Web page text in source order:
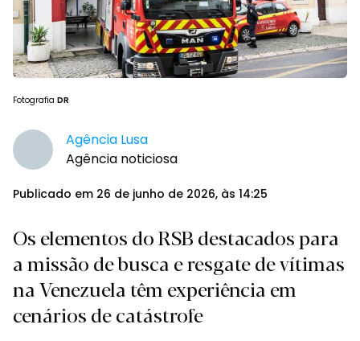
Fotografia DR
Agência Lusa
Agência noticiosa
Publicado em 26 de junho de 2026, às 14:25
Os elementos do RSB destacados para
a missão de busca e resgate de vítimas
na Venezuela têm experiência em
cenários de catástrofe